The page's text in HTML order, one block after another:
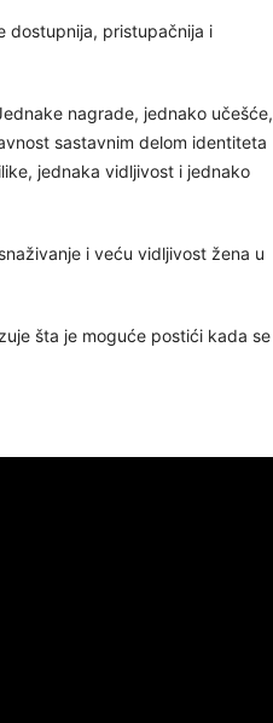
dostupnija, pristupačnija i
nagrade, jednako učešće,
sastavnim delom identiteta
jednaka vidljivost i jednako
i veću vidljivost žena u
šta je moguće postići kada se